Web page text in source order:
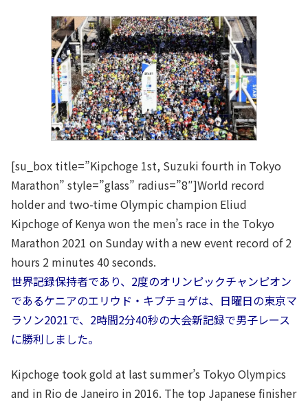
[su_box title=”Kipchoge 1st, Suzuki fourth in Tokyo
Marathon” style=”glass” radius=”8″]World record
holder and two-time Olympic champion Eliud
Kipchoge of Kenya won the men’s race in the Tokyo
Marathon 2021 on Sunday with a new event record of 2
hours 2 minutes 40 seconds.
世界記録保持者であり、2度のオリンピックチャンピオン
であるケニアのエリウド・キプチョゲは、日曜日の東京マ
ラソン2021で、2時間2分40秒の大会新記録で男子レース
に勝利しました。
Kipchoge took gold at last summer’s Tokyo Olympics
and in Rio de Janeiro in 2016. The top Japanese finisher